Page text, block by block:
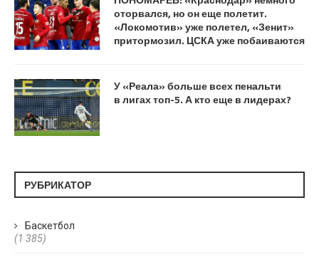
оторвался, но он еще полетит.
«Локомотив» уже полетел, «Зенит»
притормозил. ЦСКА уже побаиваются
У «Реала» больше всех пенальти
в лигах топ-5. А кто еще в лидерах?
РУБРИКАТОР
Баскетбол
(1 385)